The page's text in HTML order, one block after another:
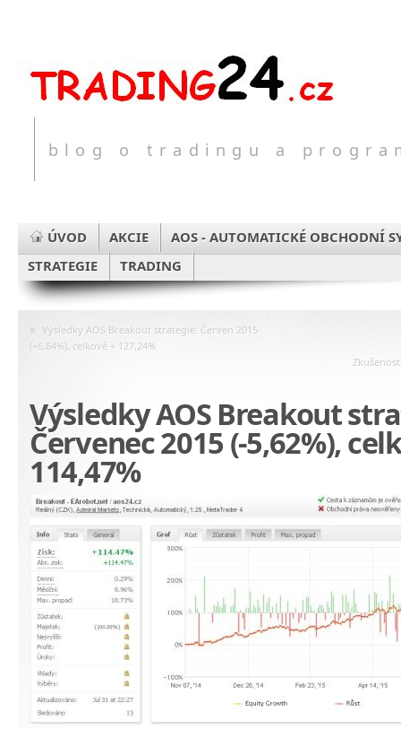
blog o tradingu a
ÚVOD AKCIE
AOS - AUTOMATICKÉ OBCHODNÍ
STRATEGIE
TRADING
« Výsledky AOS Breakout strategie: Červen 2015
(+6,84%), celkově + 127,24%
Výsledky AOS Breakout
Červenec 2015 (-5,62%),
114,47%